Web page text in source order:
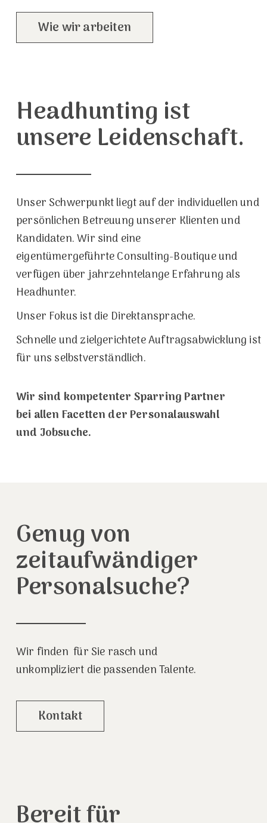
Wie wir arbeiten
Headhunting ist
unsere Leidenschaft.
Unser Schwerpunkt liegt auf der individuellen und
persönlichen Betreuung unserer Klienten und
Kandidaten. Wir sind eine
eigentümergeführte Consulting-Boutique und
verfügen über jahrzehntelange Erfahrung als
Headhunter.
Unser Fokus ist die Direktansprache.
Schnelle und zielgerichtete Auftragsabwicklung ist
für uns selbstverständlich.
Wir sind kompetenter Sparring Partner
bei allen Facetten der Personalauswahl
und Jobsuche.
Genug von
zeitaufwändiger
Personalsuche?
Wir finden für Sie rasch und
unkompliziert die passenden Talente.
Kontakt